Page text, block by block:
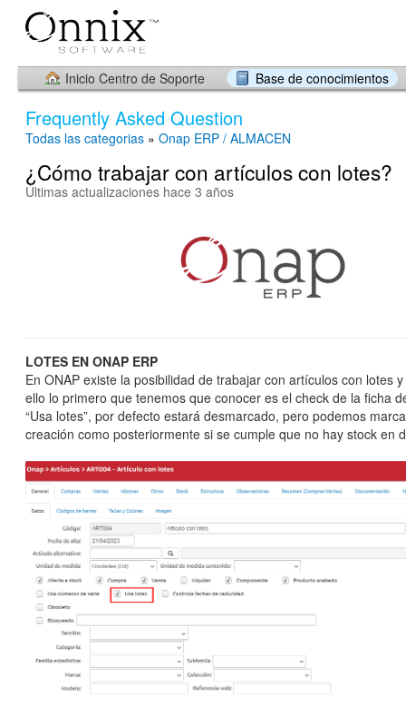
Inicio Centro de Soporte Base de conocimientos
Frequently Asked Question
Todas las categorias » Onap ERP / ALMACEN
¿Cómo trabajar con artículos con lotes?
Últimas actualizaciones hace 3 años
LOTES EN ONAP ERP
En ONAP existe la posibilidad de trabajar con artículos con lotes
ello lo primero que tenemos que conocer es el check de la ficha
“Usa lotes”, por defecto estará desmarcado, pero podemos
creación como posteriormente si se cumple que no hay stock en